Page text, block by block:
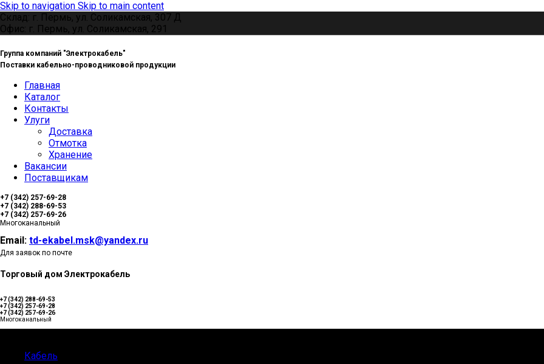
Skip to navigation Skip to main content
Склад: г. Пермь, ул. Соликамская, 307 Д
Офис: г. Пермь, ул. Соликамская, 291
Группа компаний "Электрокабель"
Поставки кабельно-проводниковой продукции
Главная
Каталог
Контакты
Улуги
Доставка
Отмотка
Хранение
Вакансии
Поставщикам
+7 (342) 257-69-28
+7 (342) 288-69-53
+7 (342) 257-69-26
Многоканальный
Email: td-ekabel.msk@yandex.ru
Для заявок по почте
Торговый дом Электрокабель
+7 (342) 288-69-53
+7 (342) 257-69-28
+7 (342) 257-69-26
Многоканальный
Кабель